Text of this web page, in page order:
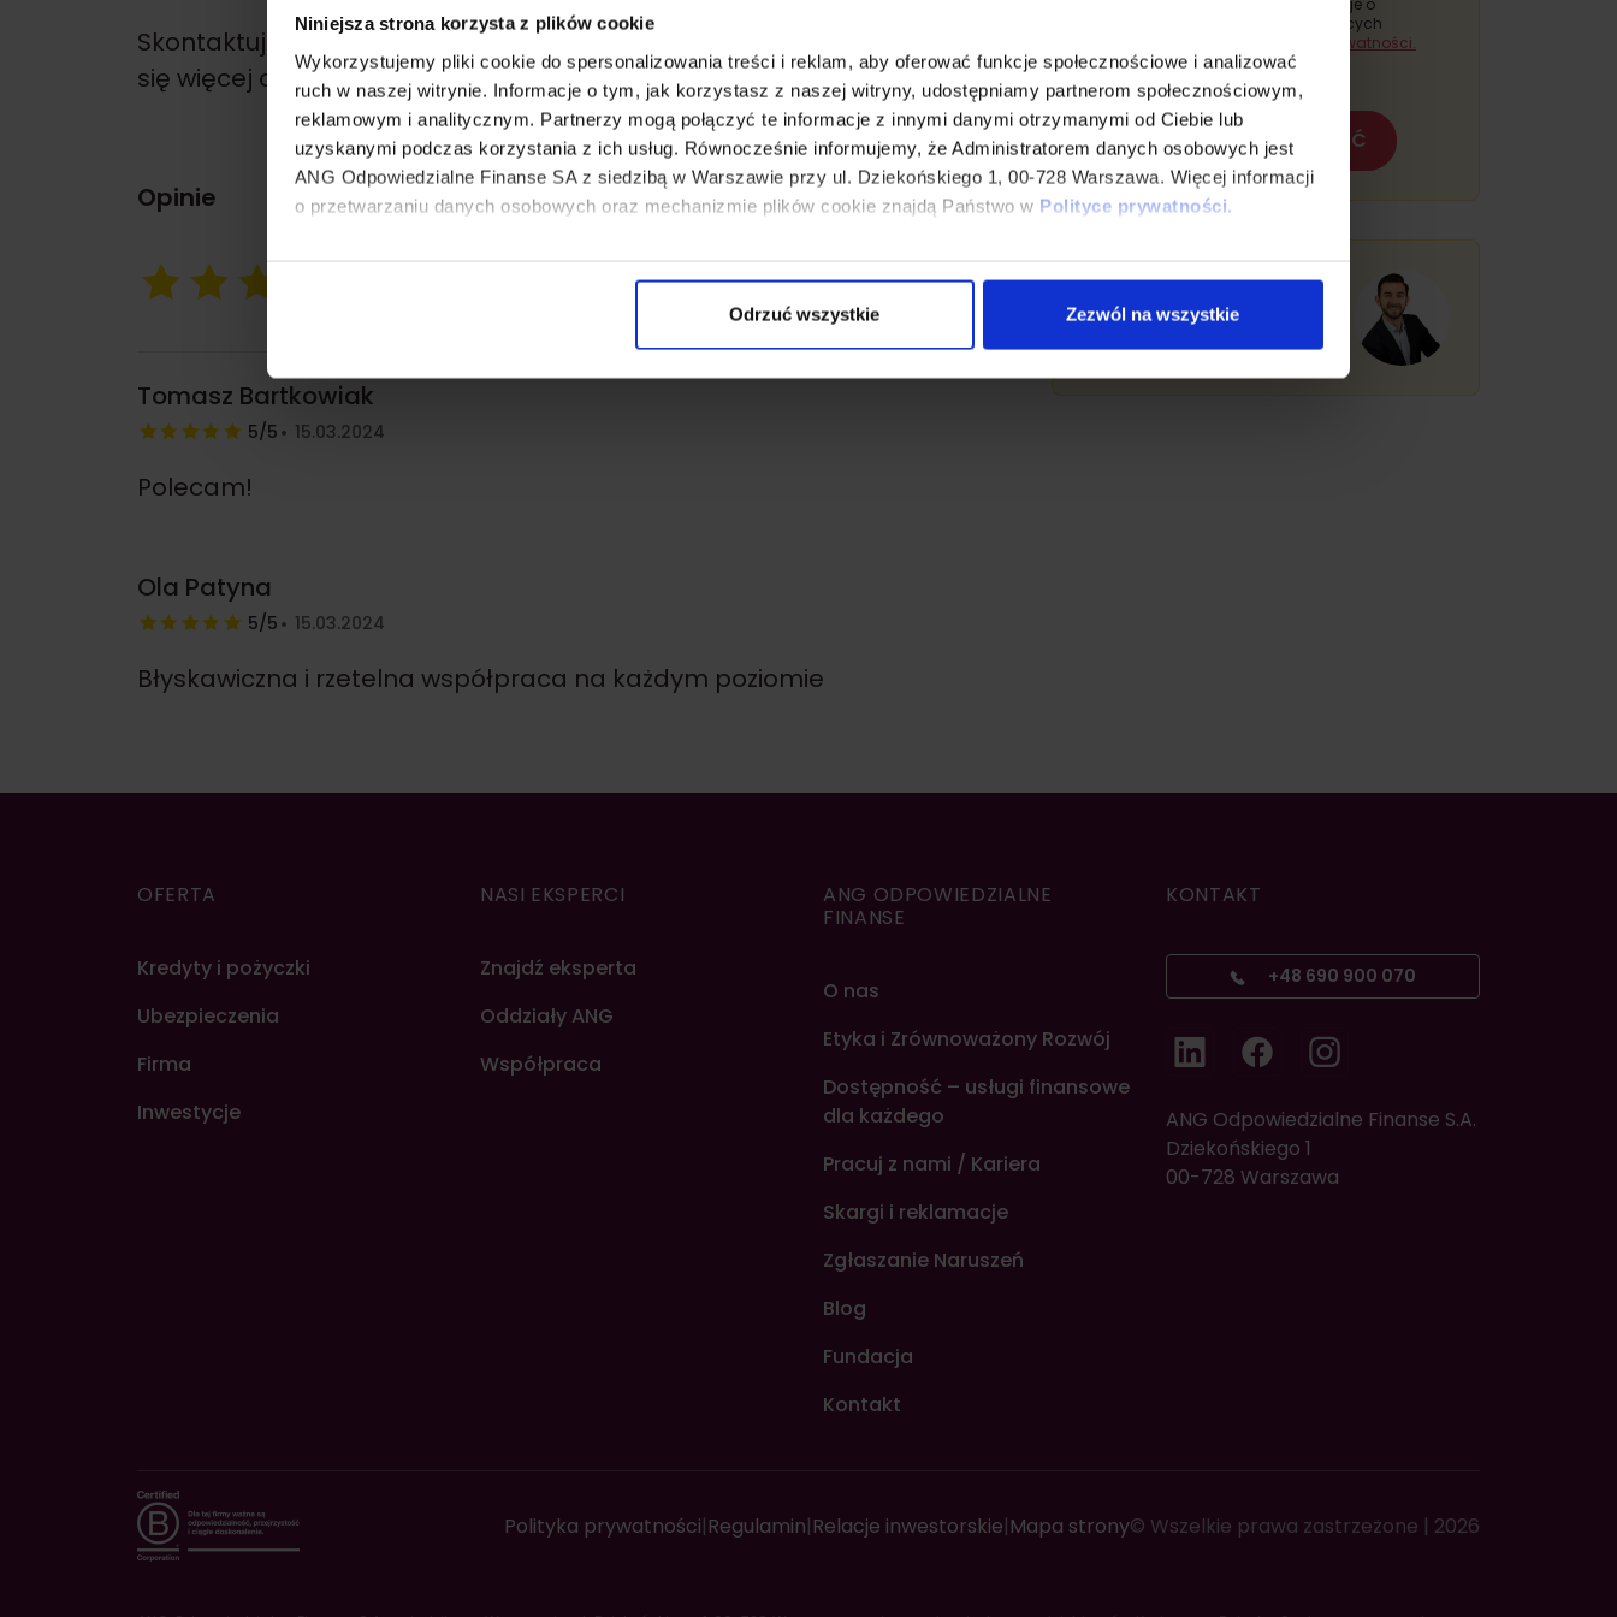
Niniejsza strona korzysta z plików cookie
Wykorzystujemy pliki cookie do spersonalizowania treści i reklam, aby oferować funkcje społecznościowe i analizować
ruch w naszej witrynie. Informacje o tym, jak korzystasz z naszej witryny, udostępniamy partnerom społecznościowym,
reklamowym i analitycznym. Partnerzy mogą połączyć te informacje z innymi danymi otrzymanymi od Ciebie lub
uzyskanymi podczas korzystania z ich usług. Równocześnie informujemy, że Administratorem danych osobowych jest
ANG Odpowiedzialne Finanse SA z siedzibą w Warszawie przy ul. Dziekońskiego 1, 00-728 Warszawa. Więcej informacji
o przetwarzaniu danych osobowych oraz mechanizmie plików cookie znajdą Państwo w Polityce prywatności.
Możesz zarządzać swoimi preferencjami, klikając „Zaakceptuj wszystkie”, “Odrzuć wszystkie” lub „Ustawienia
w swoje ustawienia oraz do ich zmiany w dowolny czasie.
Odrzuć wszystkie Zezwól na wszystkie
Skontaktuj się ze mną już dziś, aby omówić swoje potrzeby i dowiedzieć
się więcej o tym, jak mogę Ci pomóc.
Opinie
DODAJ OPINIĘ
Tomasz Bartkowiak
5/5 15.03.2024
Polecam!
Ola Patyna
5/5 15.03.2024
Błyskawiczna i rzetelna współpraca na każdym poziomie
Warszawie, a szczegółowe informacje o
przetwarzaniu danych i przysługujących
Polityce prywatności.
WYŚLIJ WIADOMOŚĆ
Umów darmową
konsultację
OFERTA
Kredyty i pożyczki
Ubezpieczenia
Firma
Inwestycje
NASI EKSPERCI
Znajdź eksperta
Oddziały ANG
Współpraca
ANG ODPOWIEDZIALNE
FINANSE
O nas
Etyka i Zrównoważony Rozwój
Dostępność – usługi finansowe
dla każdego
Pracuj z nami / Kariera
Skargi i reklamacje
Zgłaszanie Naruszeń
Blog
Fundacja
Kontakt
KONTAKT
+48 690 900 070
LinkedIn FacebookInstagram
ANG Odpowiedzialne Finanse S.A.
Dziekońskiego 1
00-728 Warszawa
Polityka prywatności|Regulamin|Relacje inwestorskie|Mapa strony© Wszelkie prawa zastrzeżone | 2026